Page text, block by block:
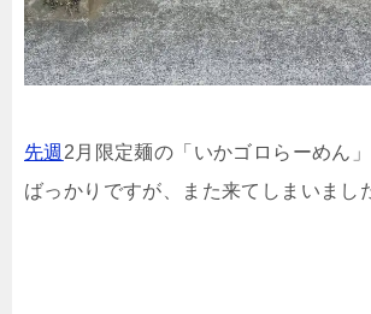
先週 2月限定麺の「いかゴロらーめん
ばっかりですが、また来てしまいまし